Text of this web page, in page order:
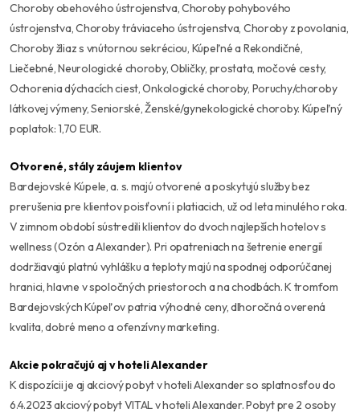
Choroby obehového ústrojenstva, Choroby pohybového
ústrojenstva, Choroby tráviaceho ústrojenstva, Choroby z povolania,
Choroby žliaz s vnútornou sekréciou, Kúpeľné a Rekondičné,
Liečebné, Neurologické choroby, Obličky, prostata, močové cesty,
Ochorenia dýchacích ciest, Onkologické choroby, Poruchy/choroby
látkovej výmeny, Seniorské, Ženské/gynekologické choroby. Kúpeľný
poplatok: 1,70 EUR.
Otvorené, stály záujem klientov
Bardejovské Kúpele, a. s. majú otvorené a poskytujú služby bez
prerušenia pre klientov poisťovní i platiacich, už od leta minulého roka.
V zimnom období sústredili klientov do dvoch najlepších hotelov s
wellness (Ozón a Alexander). Pri opatreniach na šetrenie energií
dodržiavajú platnú vyhlášku a teploty majú na spodnej odporúčanej
hranici, hlavne v spoločných priestoroch a na chodbách. K tromfom
Bardejovských Kúpeľov patria výhodné ceny, dlhoročná overená
kvalita, dobré meno a ofenzívny marketing.
Akcie pokračujú aj v hoteli Alexander
K dispozícii je aj akciový pobyt v hoteli Alexander so splatnosťou do
6.4.2023 akciový pobyt VITAL v hoteli Alexander. Pobyt pre 2 osoby